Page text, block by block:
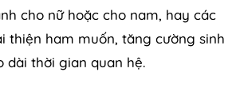
cho nữ hoặc cho nam, hay các
thiện ham muốn, tăng cường sinh
dài thời gian quan hệ.